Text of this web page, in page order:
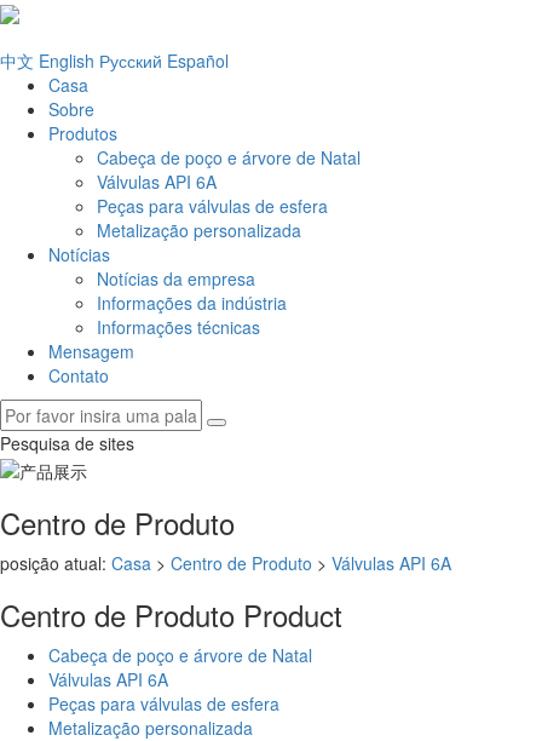
中文 English Русский Español
Casa
Sobre
Produtos
Cabeça de poço e árvore de Natal
Válvulas API 6A
Peças para válvulas de esfera
Metalização personalizada
Notícias
Notícias da empresa
Informações da indústria
Informações técnicas
Mensagem
Contato
Pesquisa de sites
Centro de Produto
posição atual: Casa > Centro de Produto > Válvulas API 6A
Centro de Produto Product
Cabeça de poço e árvore de Natal
Válvulas API 6A
Peças para válvulas de esfera
Metalização personalizada